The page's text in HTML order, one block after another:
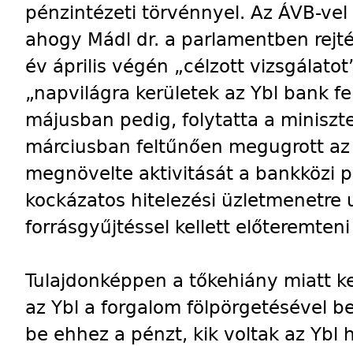
pénzintézeti törvénnyel. Az ÁVB-
ahogy Mádl dr. a parlamentben
év április végén „célzott
„napvilágra kerületek az Ybl bank
májusban pedig, folytatta a
márciusban feltűnően megugrott
megnövelte aktivitását a bankközi
kockázatos hitelezési üzletmenetre
forrásgyűjtéssel kellett
Tulajdonképpen a tőkehiány miatt
az Ybl a forgalom fölpörgetésével
be ehhez a pénzt, kik voltak az Ybl